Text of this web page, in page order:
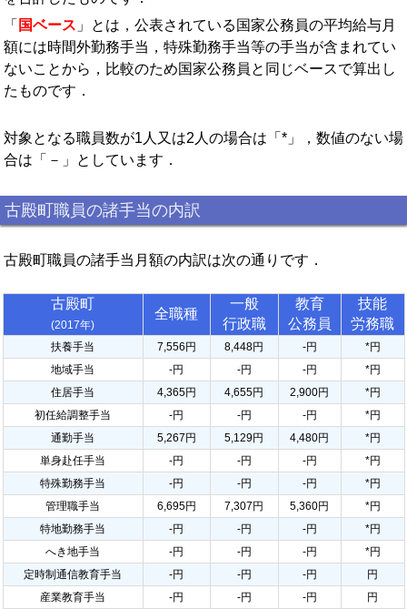
「 国ベース 」とは，公表されている国家公務員の平均給与月
額には時間外勤務手当，特殊勤務手当等の手当が含まれてい
ないことから，比較のため国家公務員と同じベースで算出し
たものです．
対象となる職員数が1人又は2人の場合は「*」，数値のない場
合は「－」としています．
古殿町職員の諸手当の内訳
古殿町職員の諸手当月額の内訳は次の通りです．
古殿町
(2017年)
全職種
一般
行政職
教育
公務員
技能
労務職
扶養手当 7,556円 8,448円 -円
*円
地域手当
-円 -円 -円
*円
住居手当
4,365円 4,655円 2,900円
*円
初任給調整手当
-円 -円 -円
*円
通勤手当
5,267円 5,129円 4,480円
*円
単身赴任手当
-円 -円 -円
*円
特殊勤務手当
-円 -円 -円
*円
管理職手当
6,695円 7,307円 5,360円
*円
特地勤務手当
-円 -円 -円
*円
へき地手当
-円 -円 -円
*円
定時制通信教育手当
-円 -円 -円
円
産業教育手当
-円 -円 -円
円